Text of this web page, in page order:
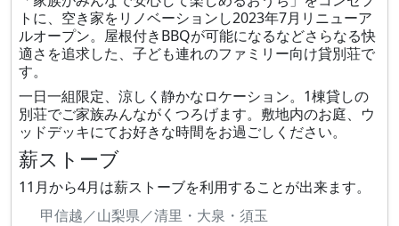
トに、空き家をリノベーションし2023年7月リニューア
ルオープン。屋根付きBBQが可能になるなどさらなる快
適さを追求した、子ども連れのファミリー向け貸別荘で
す。
一日一組限定、涼しく静かなロケーション。1棟貸しの
別荘でご家族みんながくつろげます。敷地内のお庭、ウ
ッドデッキにてお好きな時間をお過ごしください。
薪ストーブ
11月から4月は薪ストーブを利用することが出来ます。
甲信越／山梨県／清里・大泉・須玉